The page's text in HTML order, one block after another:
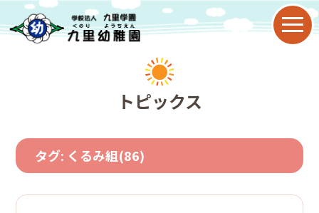
園について
九里幼稚園の特色
園の歴史
トピックス
タグ: くるみ組(86)